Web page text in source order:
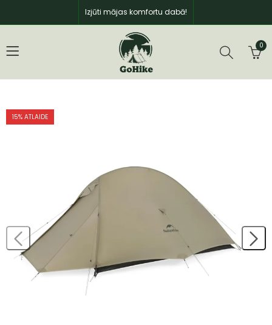
Izjūti mājas komfortu dabā!
0
15% ATLAIDE